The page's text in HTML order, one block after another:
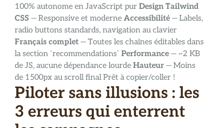
100% autonome en JavaScript pur Design Tailwind
CSS — Responsive et moderne Accessibilité — Labels,
radio buttons standards, navigation au clavier
Français complet — Toutes les chaînes éditables dans
la section `recommendations` Performance — ~2 KB
de JS, aucune dépendance lourde Hauteur — Moins
de 1500px au scroll final Prêt à copier/coller !
Piloter sans illusions : les
3 erreurs qui enterrent